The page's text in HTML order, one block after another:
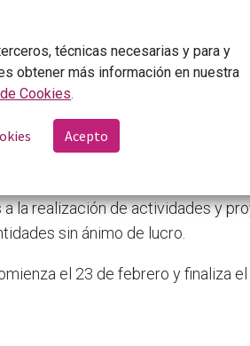
y proyectos de educación ambiental promovidos por
la realización de actividades y
sin ánimo de lucro.
el 23 de febrero y finaliza
técnicas necesarias y para y
obtener más información en nuestra
Cookies.
Acepto